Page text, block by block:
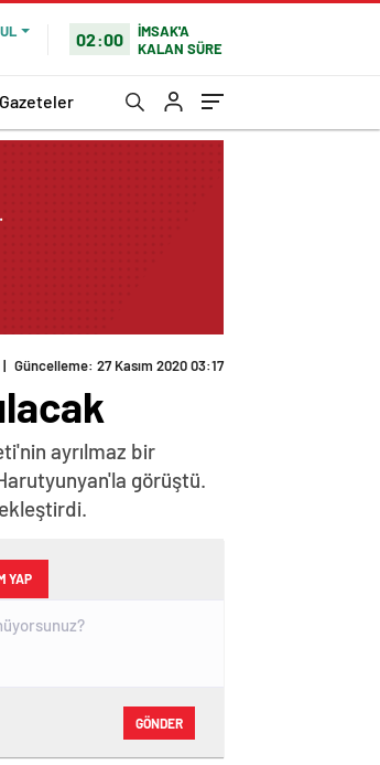
02:00
İMSAK'A
KALAN SÜRE
Gazeteler
| Güncelleme: 27 Kasım 2020 03:17
ayrılmaz bir
görüştü.
YAP
GÖNDER